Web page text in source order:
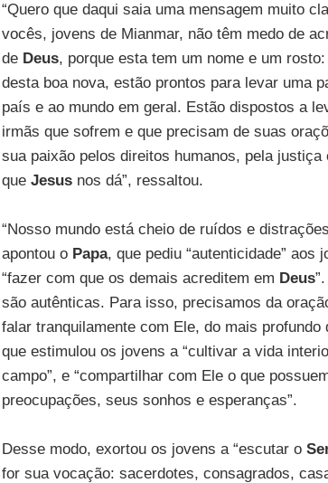
“Quero que daqui saia uma mensagem muito
vocês, jovens de Mianmar, não têm medo de
de Deus, porque esta tem um nome e um rosto:
desta boa nova, estão prontos para levar uma
país e ao mundo em geral. Estão dispostos a
irmãs que sofrem e que precisam de suas
sua paixão pelos direitos humanos, pela
que Jesusnos dá”, ressaltou.
“Nosso mundo está cheio de ruídos e
apontou o Papa, que pediu “autenticidade”
“fazer com que os demais acreditem em Deus
são autênticas. Para isso, precisamos da
falar tranquilamente com Ele, do mais profundo
que estimulou os jovens a “cultivar a vida
campo”, e “compartilhar com Ele o que
preocupações, seus sonhos e esperanças”.
Desse modo, exortou os jovens a “escutar o
for sua vocação: sacerdotes, consagrados,